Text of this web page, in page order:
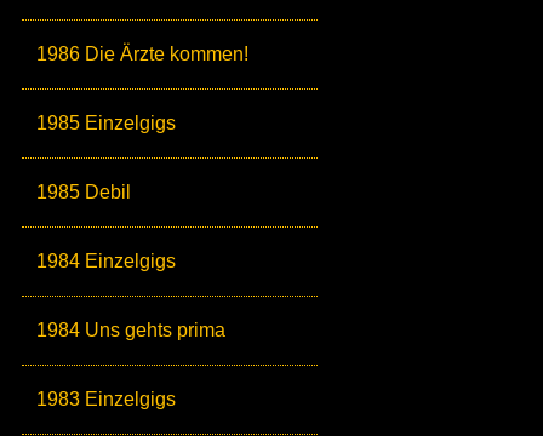
1986 Die Ärzte kommen!
1985 Einzelgigs
1985 Debil
1984 Einzelgigs
1984 Uns gehts prima
1983 Einzelgigs